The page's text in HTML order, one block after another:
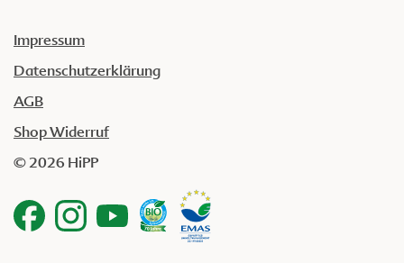
Impressum
Datenschutzerklärung
AGB
Shop Widerruf
© 2026 HiPP